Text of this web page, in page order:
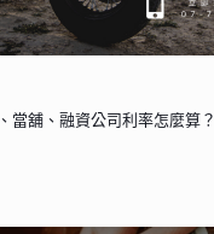
當舖、融資公司利率怎麼算？